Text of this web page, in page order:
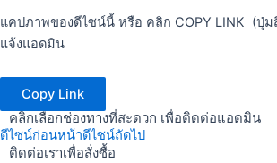
แคปภาพของดีไซน์นี้ หรือ คลิก COPY LINK (ปุ่ม
แจ้งแอดมิน
Copy Link
คลิกเลือกช่องทางที่สะดวก เพื่อติดต่อแอดมิน
ดีไซน์ก่อนหน้าดีไซน์ถัดไป
ติดต่อเราเพื่อสั่งซื้อ